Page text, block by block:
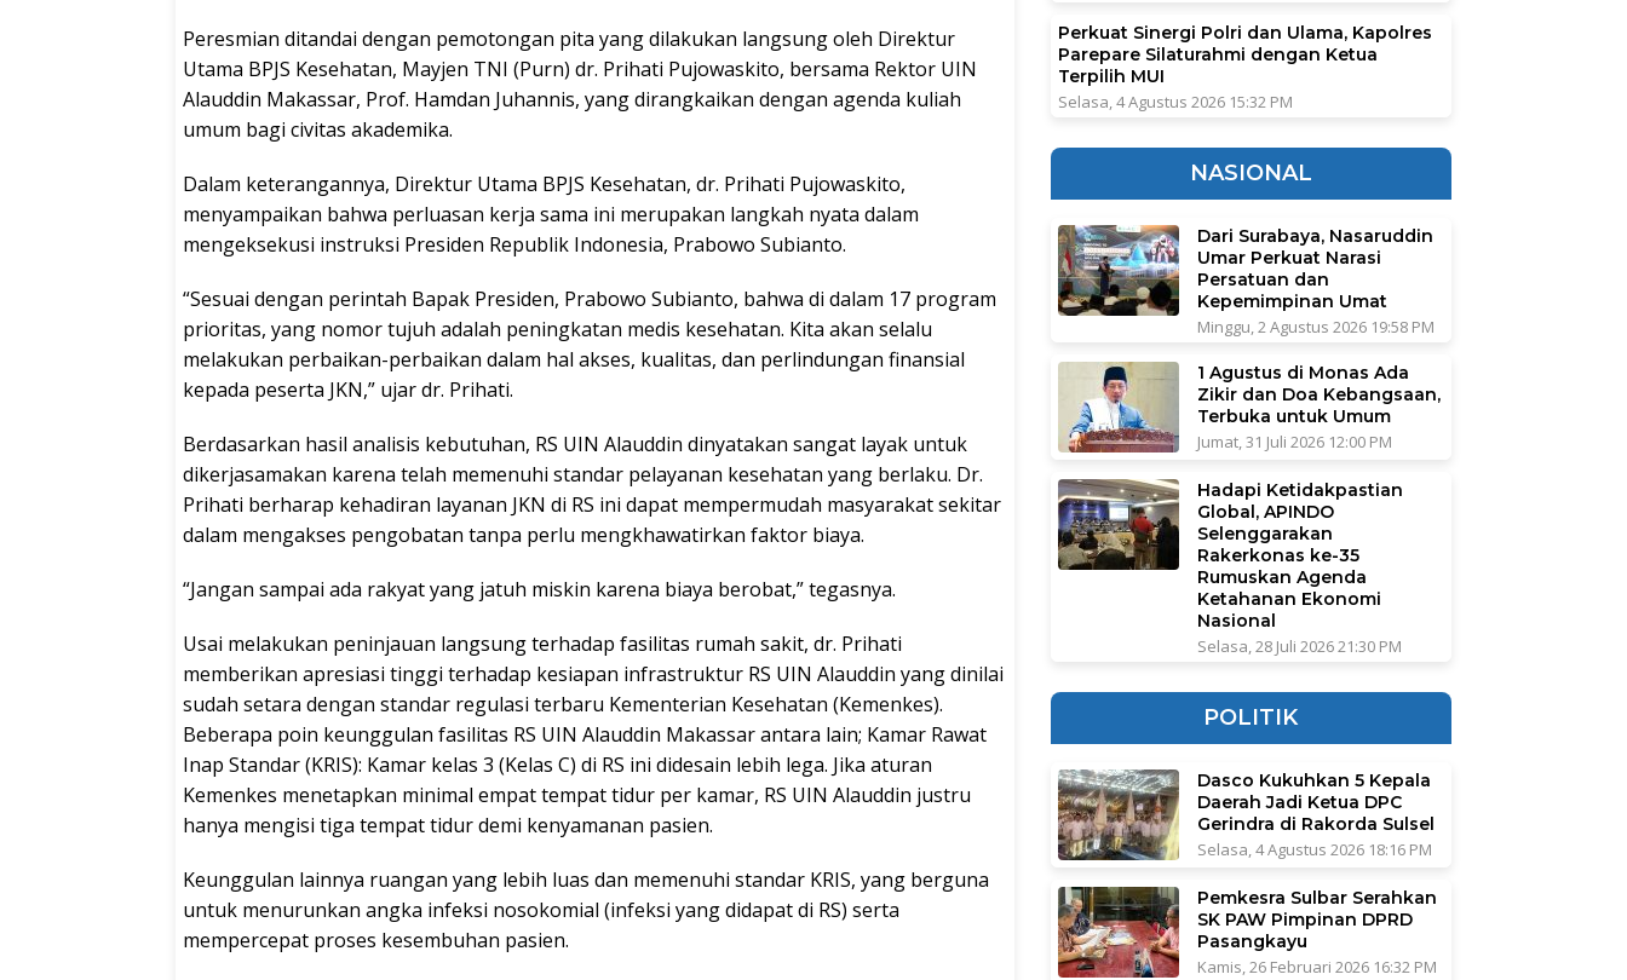
Peresmian ditandai dengan pemotongan pita yang dilakukan langsung oleh Direktur
Utama BPJS Kesehatan, Mayjen TNI (Purn) dr. Prihati Pujowaskito, bersama Rektor UIN
Alauddin Makassar, Prof. Hamdan Juhannis, yang dirangkaikan dengan agenda kuliah
umum bagi civitas akademika.
Dalam keterangannya, Direktur Utama BPJS Kesehatan, dr. Prihati Pujowaskito,
menyampaikan bahwa perluasan kerja sama ini merupakan langkah nyata dalam
mengeksekusi instruksi Presiden Republik Indonesia, Prabowo Subianto.
“Sesuai dengan perintah Bapak Presiden, Prabowo Subianto, bahwa di dalam 17 program
prioritas, yang nomor tujuh adalah peningkatan medis kesehatan. Kita akan selalu
melakukan perbaikan-perbaikan dalam hal akses, kualitas, dan perlindungan finansial
kepada peserta JKN,” ujar dr. Prihati.
Berdasarkan hasil analisis kebutuhan, RS UIN Alauddin dinyatakan sangat layak untuk
dikerjasamakan karena telah memenuhi standar pelayanan kesehatan yang berlaku. Dr.
Prihati berharap kehadiran layanan JKN di RS ini dapat mempermudah masyarakat sekitar
dalam mengakses pengobatan tanpa perlu mengkhawatirkan faktor biaya.
“Jangan sampai ada rakyat yang jatuh miskin karena biaya berobat,” tegasnya.
Usai melakukan peninjauan langsung terhadap fasilitas rumah sakit, dr. Prihati
memberikan apresiasi tinggi terhadap kesiapan infrastruktur RS UIN Alauddin yang dinilai
sudah setara dengan standar regulasi terbaru Kementerian Kesehatan (Kemenkes).
Beberapa poin keunggulan fasilitas RS UIN Alauddin Makassar antara lain; Kamar Rawat
Inap Standar (KRIS): Kamar kelas 3 (Kelas C) di RS ini didesain lebih lega. Jika aturan
Kemenkes menetapkan minimal empat tempat tidur per kamar, RS UIN Alauddin justru
hanya mengisi tiga tempat tidur demi kenyamanan pasien.
Keunggulan lainnya ruangan yang lebih luas dan memenuhi standar KRIS, yang berguna
untuk menurunkan angka infeksi nosokomial (infeksi yang didapat di RS) serta
mempercepat proses kesembuhan pasien.
Perkuat Sinergi Polri dan Ulama, Kapolres
Parepare Silaturahmi dengan Ketua
Terpilih MUI
Selasa, 4 Agustus 2026 15:32 PM
NASIONAL
Dari Surabaya, Nasaruddin
Umar Perkuat Narasi
Persatuan dan
Kepemimpinan Umat
Minggu, 2 Agustus 2026 19:58 PM
1 Agustus di Monas Ada
Zikir dan Doa Kebangsaan,
Terbuka untuk Umum
Jumat, 31 Juli 2026 12:00 PM
Hadapi Ketidakpastian
Global, APINDO
Selenggarakan
Rakerkonas ke-35
Rumuskan Agenda
Ketahanan Ekonomi
Nasional
Selasa, 28 Juli 2026 21:30 PM
POLITIK
Dasco Kukuhkan 5 Kepala
Daerah Jadi Ketua DPC
Gerindra di Rakorda Sulsel
Selasa, 4 Agustus 2026 18:16 PM
Pemkesra Sulbar Serahkan
SK PAW Pimpinan DPRD
Pasangkayu
Kamis, 26 Februari 2026 16:32 PM